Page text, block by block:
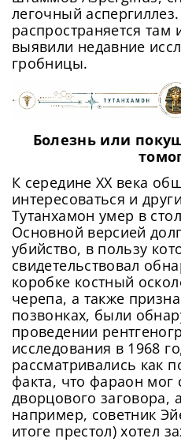
легочный
распространяется там
выявили недавние
гробницы.
Болезнь или
К середине XX века
интересоваться и
Тутанхамон умер в
Основной версией
убийство, в пользу
свидетельствовал
коробке костный
черепа, а также
позвонках, были
проведении
исследования в 1968
рассматривались как
факта, что фараон мог
дворцового заговора,
например, советник
итоге престол) хотел